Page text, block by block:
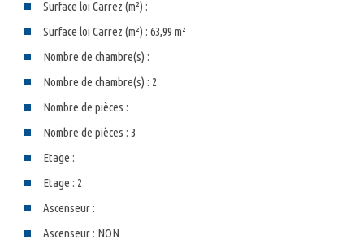
Surface loi Carrez (m²) :
Surface loi Carrez (m²) : 63,99 m²
Nombre de chambre(s) :
Nombre de chambre(s) : 2
Nombre de pièces :
Nombre de pièces : 3
Etage :
Etage : 2
Ascenseur :
Ascenseur : NON